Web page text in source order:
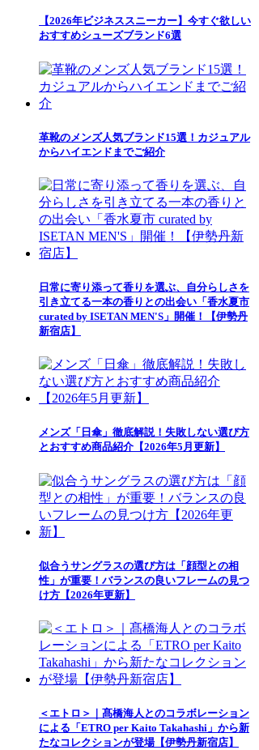
【2026年ビジネススニーカー】今すぐ欲しい
おすすめシューズブランド6選
革靴のメンズ人気ブランド15選！カジュアル
からハイエンドまでご紹介
日常に寄り添って香りを選ぶ、自分らしさを
引き立てる一本の香りとの出会い「香水夏市
curated by ISETAN MEN'S」開催！【伊勢丹
新宿店】
メンズ「日傘」徹底解説！失敗しない選び方
とおすすめ商品紹介【2026年5月更新】
似合うサングラスの選び方は「顔型との相
性」が重要！バランスの良いフレームの見つ
け方【2026年更新】
＜エトロ＞｜髙橋海人とのコラボレーション
による「ETRO per Kaito Takahashi」から新
たなコレクションが登場【伊勢丹新宿店】